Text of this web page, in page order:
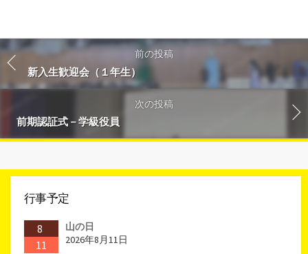
前の投稿
新入生歓迎会（１年生）
次の投稿
前期認証式－学級役員
行事予定
8
11
山の日
2026年8月11日